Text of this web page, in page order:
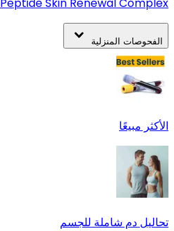
الفحوصات المنزلية
الأكثر مبيعًا
تحاليل دم شاملة للجسم